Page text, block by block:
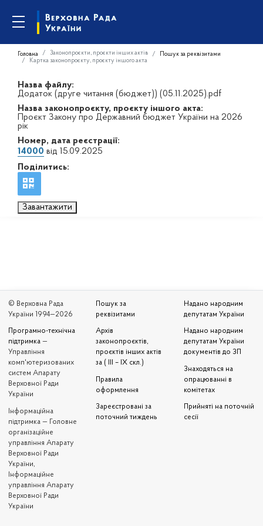
Головна Законопроєкти, проєкти інших актів
Пошук за реквізитами
Картка законопроєкту, проєкту іншого акта
Назва файлу:
Додаток (друге читання (бюджет)) (05.11.2025).pdf
Назва законопроєкту, проєкту іншого акта:
Проєкт Закону про Державний бюджет України на 2026
рік
Номер, дата реєстрації:
14000 від 15.09.2025
Поділитись:
Завантажити
© Верховна Рада
України 1994—2026
Програмно-технічна
підтримка —
Управління
комп'ютеризованих
систем Апарату
Верховної Ради
України
Iнформаційна
підтримка — Головне
організаційне
управління Апарату
Верховної Ради
України,
Інформаційне
управління Апарату
Верховної Ради
України
Пошук за
реквізитами
Архів
законопроєктів,
проєктів інших актів
за ( III – IX скл.)
Правила
оформлення
Зареєстровані за
поточний тиждень
Надано народним
депутатам України
Надано народним
депутатам України
документів до ЗП
Знаходяться на
опрацюванні в
комітетах
Прийняті на поточній
сесії